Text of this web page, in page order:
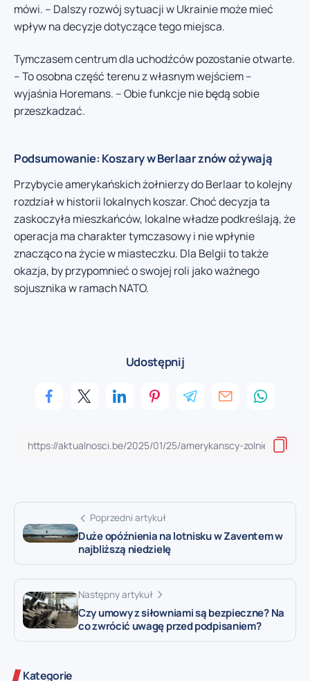
mówi. – Dalszy rozwój sytuacji w Ukrainie może mieć
wpływ na decyzje dotyczące tego miejsca.
Tymczasem centrum dla uchodźców pozostanie otwarte.
– To osobna część terenu z własnym wejściem –
wyjaśnia Horemans. – Obie funkcje nie będą sobie
przeszkadzać.
Podsumowanie: Koszary w Berlaar znów ożywają
Przybycie amerykańskich żołnierzy do Berlaar to kolejny
rozdział w historii lokalnych koszar. Choć decyzja ta
zaskoczyła mieszkańców, lokalne władze podkreślają, że
operacja ma charakter tymczasowy i nie wpłynie
znacząco na życie w miasteczku. Dla Belgii to także
okazja, by przypomnieć o swojej roli jako ważnego
sojusznika w ramach NATO.
Udostępnij
Poprzedni artykuł
Duże opóźnienia na lotnisku w Zaventem w
najbliższą niedzielę
Następny artykuł
Czy umowy z siłowniami są bezpieczne? Na
co zwrócić uwagę przed podpisaniem?
Kategorie